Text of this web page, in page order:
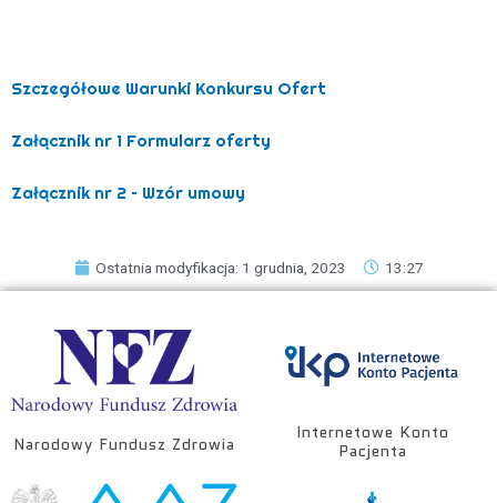
Szczegółowe Warunki Konkursu Ofert
Załącznik nr 1 Formularz oferty
Załącznik nr 2 – Wzór umowy
Ostatnia modyfikacja: 1 grudnia, 2023 13:27
Narodowy Fundusz Zdrowia
Internetowe Konto
Pacjenta